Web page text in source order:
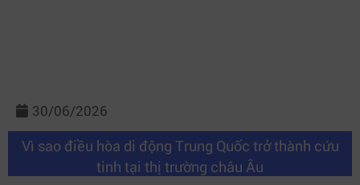
30/06/2026
Vì sao điều hòa di động Trung Quốc trở thành cứu
tinh tại thị trường châu Âu